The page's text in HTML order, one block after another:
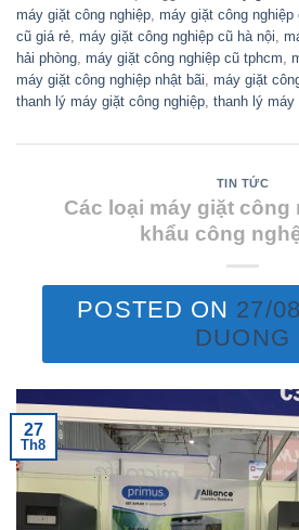
máy giặt công nghiệp máy giặt công nghiệp
cũ giá rẻ máy giặt công nghiệp cũ hà nội
hải phòng máy giặt công nghiệp cũ tphcm
máy giặt công nghiệp nhật bãi máy giặt
thanh lý máy giặt công nghiệp thanh lý máy
TIN TỨC
Các loại máy giặt công
khẩu công
POSTED ON 27/
DUONG
27
Th8